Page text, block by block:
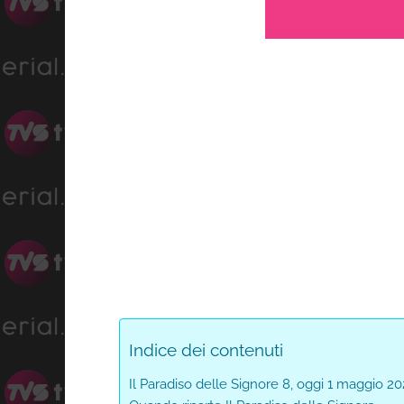
0%
Indice dei contenuti
Il Paradiso delle Signore 8, oggi 1 maggio